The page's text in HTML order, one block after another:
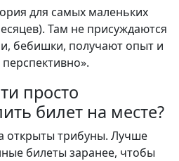
для самых маленьких
Там не присуждаются
бебишки, получают опыт и
просто
билет на месте?
открыты трибуны. Лучше
билеты заранее, чтобы